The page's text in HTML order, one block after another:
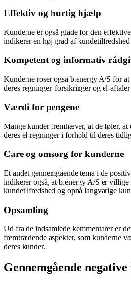
Effektiv og hurtig hjælp
Kunderne er også glade for den
indikerer en høj grad af
Kompetent og informativ
Kunderne roser også b.energy A/S for
deres regninger, forsikringer og el-
Værdi for pengene
Mange kunder fremhæver, at de føler, at
deres el-regninger i forhold til deres
Care og omsorg for kunderne
Et andet gennemgående tema i de
indikerer også, at b.energy A/S er villige
kundetilfredshed og opnå langvarige
Opsamling
Ud fra de indsamlede kommentarer er
fremtrædende aspekter, som kunderne
deres kunder.
Gennemgående